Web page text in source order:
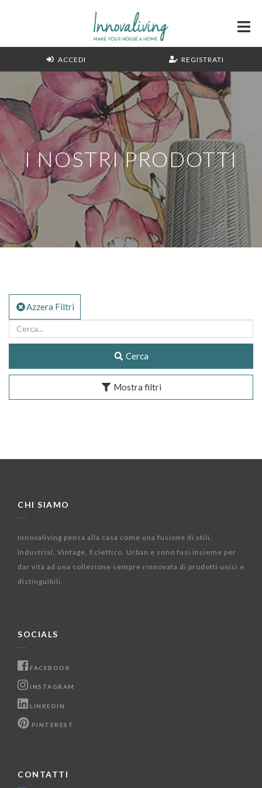
ACCEDI REGISTRATI
I NOSTRI PRODOTTI
Azzera Filtri
Cerca
Mostra filtri
CHI SIAMO
Innovaliving pensa alla casa come una fusione di stili.
Industrial, Vintage, Eclettico, Urban e sono fusi insieme per
dar vita ad una collezione sempre rinnovata di prodotti unici e
distinguibili.
SOCIALS
FACEBOOK
INSTAGRAM
LINKEDIN
PINTEREST
CONTATTI